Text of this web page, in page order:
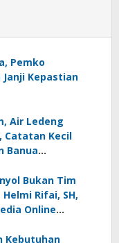
Pemko
Kepastian
Air Ledeng
Catatan Kecil
Banua
Oleh : Helmi
Bukan Tim
Rifai, SH,
Online
Kebutuhan